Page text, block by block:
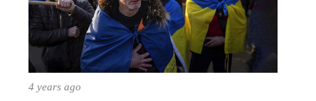
4 years ago